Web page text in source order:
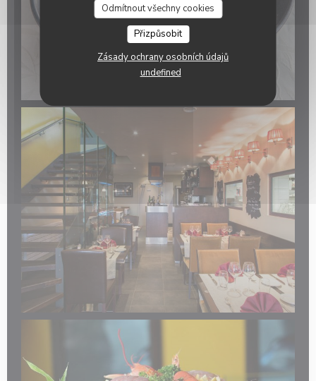
Odmítnout všechny cookies
Přizpůsobit
Zásady ochrany osobních údajů
undefined